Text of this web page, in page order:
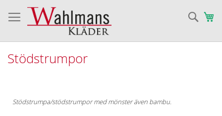
Sök
Stödstrumpor
Stödstrumpa/stödstrumpor med mönster även bambu.